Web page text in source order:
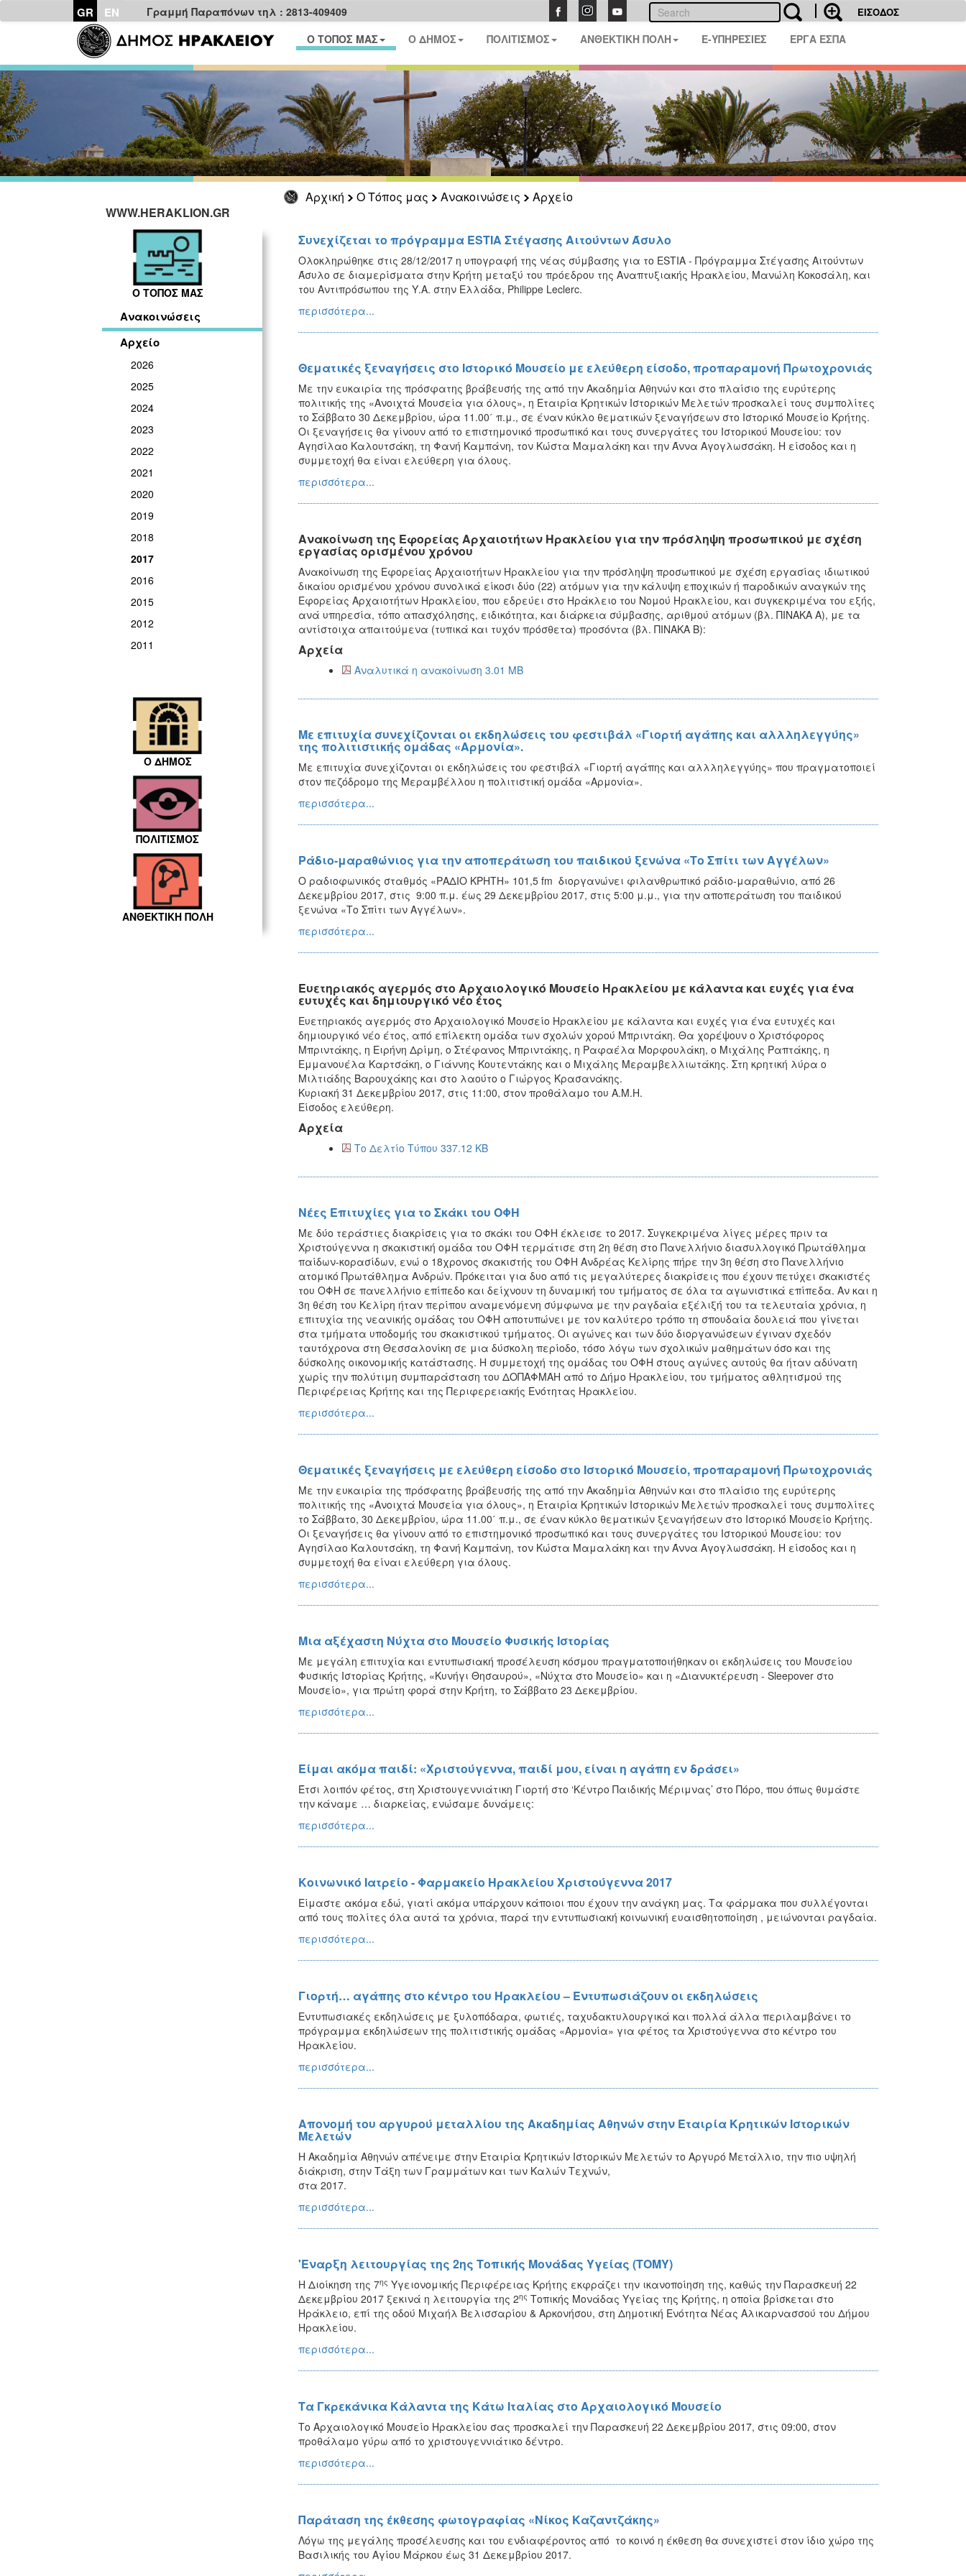
GR EN Γραμμή Παραπόνων τηλ : 2813-409409 ΕΙΣΟΔΟΣ
Ο ΤΟΠΟΣ ΜΑΣ Ο ΔΗΜΟΣ ΠΟΛΙΤΙΣΜΟΣ ΑΝΘΕΚΤΙΚΗ ΠΟΛΗ E-ΥΠΗΡΕΣΙΕΣ ΕΡΓΑ ΕΣΠΑ
Αρχική Ο Τόπος μας Ανακοινώσεις
Αρχείο
WWW.HERAKLION.GR
Ο ΤΟΠΟΣ ΜΑΣ
Ανακοινώσεις
Αρχείο
2026
2025
2024
2023
2022
2021
2020
2019
2018
2017
2016
2015
2012
2011
Ο ΔΗΜΟΣ
ΠΟΛΙΤΙΣΜΟΣ
ΑΝΘΕΚΤΙΚΗ ΠΟΛΗ
Συνεχίζεται το πρόγραμμα ESTIA Στέγασης Αιτούντων Άσυλο
Ολοκληρώθηκε στις 28/12/2017 η υπογραφή της νέας σύμβασης για το ESTIA - Πρόγραμμα Στέγασης Αιτούντων
Άσυλο σε διαμερίσματα στην Κρήτη μεταξύ του πρόεδρου της Αναπτυξιακής Ηρακλείου, Μανώλη Κοκοσάλη, και
του Αντιπρόσωπου της Υ.Α. στην Ελλάδα, Philippe Leclerc.
περισσότερα...
Θεματικές ξεναγήσεις στο Ιστορικό Μουσείο με ελεύθερη είσοδο, προπαραμονή Πρωτοχρονιάς
Mε την ευκαιρία της πρόσφατης βράβευσής της από την Ακαδημία Αθηνών και στο πλαίσιο της ευρύτερης
πολιτικής της «Ανοιχτά Μουσεία για όλους», η Εταιρία Κρητικών Ιστορικών Μελετών προσκαλεί τους συμπολίτες
το Σάββατο 30 Δεκεμβρίου, ώρα 11.00΄ π.μ., σε έναν κύκλο θεματικών ξεναγήσεων στο Ιστορικό Μουσείο Κρήτης.
Οι ξεναγήσεις θα γίνουν από το επιστημονικό προσωπικό και τους συνεργάτες του Ιστορικού Μουσείου: τον
Αγησίλαο Καλουτσάκη, τη Φανή Καμπάνη, τον Κώστα Μαμαλάκη και την Άννα Αγογλωσσάκη. Η είσοδος και η
συμμετοχή θα είναι ελεύθερη για όλους.
περισσότερα...
Ανακοίνωση της Εφορείας Αρχαιοτήτων Ηρακλείου για την πρόσληψη προσωπικού με σχέση
εργασίας ορισμένου χρόνου
Ανακοίνωση της Εφορείας Αρχαιοτήτων Ηρακλείου για την πρόσληψη προσωπικού με σχέση εργασίας ιδιωτικού
δικαίου ορισμένου χρόνου συνολικά είκοσι δύο (22) ατόμων για την κάλυψη εποχικών ή παροδικών αναγκών της
Εφορείας Αρχαιοτήτων Ηρακλείου, που εδρεύει στο Ηράκλειο του Νομού Ηρακλείου, και συγκεκριμένα του εξής,
ανά υπηρεσία, τόπο απασχόλησης, ειδικότητα, και διάρκεια σύμβασης, αριθμού ατόμων (βλ. ΠΙΝΑΚΑ Α), με τα
αντίστοιχα απαιτούμενα (τυπικά και τυχόν πρόσθετα) προσόντα (βλ. ΠΙΝΑΚΑ Β):
Αρχεία
Αναλυτικά η ανακοίνωση 3.01 MB
Με επιτυχία συνεχίζονται οι εκδηλώσεις του φεστιβάλ «Γιορτή αγάπης και αλλληλεγγύης»
της πολιτιστικής ομάδας «Αρμονία».
Με επιτυχία συνεχίζονται οι εκδηλώσεις του φεστιβάλ «Γιορτή αγάπης και αλλληλεγγύης» που πραγματοποιεί
στον πεζόδρομο της Μεραμβέλλου η πολιτιστική ομάδα «Αρμονία».
περισσότερα...
Ράδιο-μαραθώνιος για την αποπεράτωση του παιδικού ξενώνα «Το Σπίτι των Αγγέλων»
Ο ραδιοφωνικός σταθμός «ΡΑΔΙΟ ΚΡΗΤΗ» 101,5 fm διοργανώνει φιλανθρωπικό ράδιο-μαραθώνιο, από 26
Δεκεμβρίου 2017, στις 9:00 π.μ. έως 29 Δεκεμβρίου 2017, στις 5:00 μ.μ., για την αποπεράτωση του παιδικού
ξενώνα «Το Σπίτι των Αγγέλων».
περισσότερα...
Ευετηριακός αγερμός στο Αρχαιολογικό Μουσείο Ηρακλείου με κάλαντα και ευχές για ένα
ευτυχές και δημιουργικό νέο έτος
Ευετηριακός αγερμός στο Αρχαιολογικό Μουσείο Ηρακλείου με κάλαντα και ευχές για ένα ευτυχές και
δημιουργικό νέο έτος, από επίλεκτη ομάδα των σχολών χορού Μπριντάκη. Θα χορέψουν ο Χριστόφορος
Μπριντάκης, η Ειρήνη Δρίμη, ο Στέφανος Μπριντάκης, η Ραφαέλα Μορφουλάκη, ο Μιχάλης Ραπτάκης, η
Εμμανουέλα Καρτσάκη, ο Γιάννης Κουτεντάκης και ο Μιχάλης Μεραμβελλιωτάκης. Στη κρητική λύρα ο
Μιλτιάδης Βαρουχάκης και στο λαούτο ο Γιώργος Κρασανάκης.
Κυριακή 31 Δεκεμβρίου 2017, στις 11:00, στον προθάλαμο του Α.Μ.Η.
Είσοδος ελεύθερη.
Αρχεία
Το Δελτίο Τύπου 337.12 KB
Νέες Επιτυχίες για το Σκάκι του ΟΦΗ
Με δύο τεράστιες διακρίσεις για το σκάκι του ΟΦΗ έκλεισε το 2017. Συγκεκριμένα λίγες μέρες πριν τα
Χριστούγεννα η σκακιστική ομάδα του ΟΦΗ τερμάτισε στη 2η θέση στο Πανελλήνιο διασυλλογικό Πρωτάθλημα
παίδων-κορασίδων, ενώ ο 18χρονος σκακιστής του ΟΦΗ Ανδρέας Κελίρης πήρε την 3η θέση στο Πανελλήνιο
ατομικό Πρωτάθλημα Ανδρών. Πρόκειται για δυο από τις μεγαλύτερες διακρίσεις που έχουν πετύχει σκακιστές
του ΟΦΗ σε πανελλήνιο επίπεδο και δείχνουν τη δυναμική του τμήματος σε όλα τα αγωνιστικά επίπεδα. Αν και η
3η θέση του Κελίρη ήταν περίπου αναμενόμενη σύμφωνα με την ραγδαία εξέλιξή του τα τελευταία χρόνια, η
επιτυχία της νεανικής ομάδας του ΟΦΗ αποτυπώνει με τον καλύτερο τρόπο τη σπουδαία δουλειά που γίνεται
στα τμήματα υποδομής του σκακιστικού τμήματος. Οι αγώνες και των δύο διοργανώσεων έγιναν σχεδόν
ταυτόχρονα στη Θεσσαλονίκη σε μια δύσκολη περίοδο, τόσο λόγω των σχολικών μαθημάτων όσο και της
δύσκολης οικονομικής κατάστασης. Η συμμετοχή της ομάδας του ΟΦΗ στους αγώνες αυτούς θα ήταν αδύνατη
χωρίς την πολύτιμη συμπαράσταση του ΔΟΠΑΦΜΑΗ από το Δήμο Ηρακλείου, του τμήματος αθλητισμού της
Περιφέρειας Κρήτης και της Περιφερειακής Ενότητας Ηρακλείου.
περισσότερα...
Θεματικές ξεναγήσεις με ελεύθερη είσοδο στο Ιστορικό Μουσείο, προπαραμονή Πρωτοχρονιάς
Mε την ευκαιρία της πρόσφατης βράβευσής της από την Ακαδημία Αθηνών και στο πλαίσιο της ευρύτερης
πολιτικής της «Ανοιχτά Μουσεία για όλους», η Εταιρία Κρητικών Ιστορικών Μελετών προσκαλεί τους συμπολίτες
το Σάββατο, 30 Δεκεμβρίου, ώρα 11.00΄ π.μ., σε έναν κύκλο θεματικών ξεναγήσεων στο Ιστορικό Μουσείο Κρήτης.
Οι ξεναγήσεις θα γίνουν από το επιστημονικό προσωπικό και τους συνεργάτες του Ιστορικού Μουσείου: τον
Αγησίλαο Καλουτσάκη, τη Φανή Καμπάνη, τον Κώστα Μαμαλάκη και την Άννα Αγογλωσσάκη. Η είσοδος και η
συμμετοχή θα είναι ελεύθερη για όλους.
περισσότερα...
Μια αξέχαστη Νύχτα στο Μουσείο Φυσικής Ιστορίας
Με μεγάλη επιτυχία και εντυπωσιακή προσέλευση κόσμου πραγματοποιήθηκαν οι εκδηλώσεις του Μουσείου
Φυσικής Ιστορίας Κρήτης, «Κυνήγι Θησαυρού», «Νύχτα στο Μουσείο» και η «Διανυκτέρευση - Sleepover στο
Μουσείο», για πρώτη φορά στην Κρήτη, το Σάββατο 23 Δεκεμβρίου.
περισσότερα...
Είμαι ακόμα παιδί: «Χριστούγεννα, παιδί μου, είναι η αγάπη εν δράσει»
Έτσι λοιπόν φέτος, στη Χριστουγεννιάτικη Γιορτή στο ‘Κέντρο Παιδικής Μέριμνας’ στο Πόρο, που όπως θυμάστε
την κάναμε … διαρκείας, ενώσαμε δυνάμεις:
περισσότερα...
Κοινωνικό Ιατρείο - Φαρμακείο Ηρακλείου Χριστούγεννα 2017
Είμαστε ακόμα εδώ, γιατί ακόμα υπάρχουν κάποιοι που έχουν την ανάγκη μας. Τα φάρμακα που συλλέγονται
από τους πολίτες όλα αυτά τα χρόνια, παρά την εντυπωσιακή κοινωνική ευαισθητοποίηση , μειώνονται ραγδαία.
περισσότερα...
Γιορτή… αγάπης στο κέντρο του Ηρακλείου – Εντυπωσιάζουν οι εκδηλώσεις
Εντυπωσιακές εκδηλώσεις με ξυλοπόδαρα, φωτιές, ταχυδακτυλουργικά και πολλά άλλα περιλαμβάνει το
πρόγραμμα εκδηλώσεων της πολιτιστικής ομάδας «Αρμονία» για φέτος τα Χριστούγεννα στο κέντρο του
Ηρακλείου.
περισσότερα...
Απονομή του αργυρού μεταλλίου της Ακαδημίας Αθηνών στην Εταιρία Κρητικών Ιστορικών
Μελετών
H Ακαδημία Αθηνών απένειμε στην Εταιρία Κρητικών Ιστορικών Μελετών το Αργυρό Μετάλλιο, την πιο υψηλή
διάκριση, στην Τάξη των Γραμμάτων και των Καλών Τεχνών,
στα 2017.
περισσότερα...
'Εναρξη λειτουργίας της 2ης Τοπικής Μονάδας Υγείας (ΤΟΜΥ)
Η Διοίκηση της 7ης Υγειονομικής Περιφέρειας Κρήτης εκφράζει την ικανοποίηση της, καθώς την Παρασκευή 22
Δεκεμβρίου 2017 ξεκινά η λειτουργία της 2ης Τοπικής Μονάδας Υγείας της Κρήτης, η οποία βρίσκεται στο
Ηράκλειο, επί της οδού Μιχαήλ Βελισσαρίου & Αρκονήσου, στη Δημοτική Ενότητα Νέας Αλικαρνασσού του Δήμου
Ηρακλείου.
περισσότερα...
Τα Γκρεκάνικα Κάλαντα της Κάτω Ιταλίας στο Αρχαιολογικό Μουσείο
Το Αρχαιολογικό Μουσείο Ηρακλείου σας προσκαλεί την Παρασκευή 22 Δεκεμβρίου 2017, στις 09:00, στον
προθάλαμο γύρω από το χριστουγεννιάτικο δέντρο.
περισσότερα...
Παράταση της έκθεσης φωτογραφίας «Νίκος Καζαντζάκης»
Λόγω της μεγάλης προσέλευσης και του ενδιαφέροντος από το κοινό η έκθεση θα συνεχιστεί στον ίδιο χώρο της
Βασιλικής του Αγίου Μάρκου έως 31 Δεκεμβρίου 2017.